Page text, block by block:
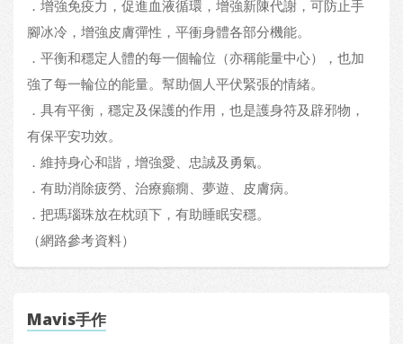
．增強免疫力，促進血液循環，增強新陳代謝，可防止手
腳冰冷，增強皮膚彈性，平衝身體各部分機能。
．平衡和穩定人體的每一個輪位（亦稱能量中心），也加
強了每一輪位的能量。幫助個人平伏緊張的情緒。
．具有平衡，穩定及保護的作用，也是護身符及辟邪物，
有保平安功效。
．維持身心和諧，增強愛、忠誠及勇氣。
．有助消除疲勞、治療癲癇、夢遊、皮膚病。
．把瑪瑙珠放在枕頭下，有助睡眠安穩。
（網路參考資料）
Mavis手作